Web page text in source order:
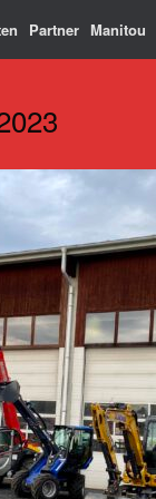
Partner Manitou